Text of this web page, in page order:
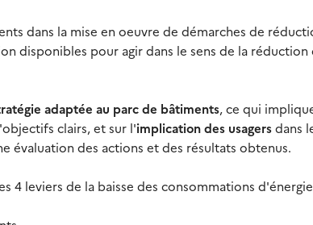
dans la mise en oeuvre de démarches de
disponibles pour agir dans le sens de la réduction
adaptée au parc de bâtiments, ce qui
clairs, et sur l'implication des usagersdans
évaluation des actions et des résultats obtenus.
4 leviers de la baisse des consommations